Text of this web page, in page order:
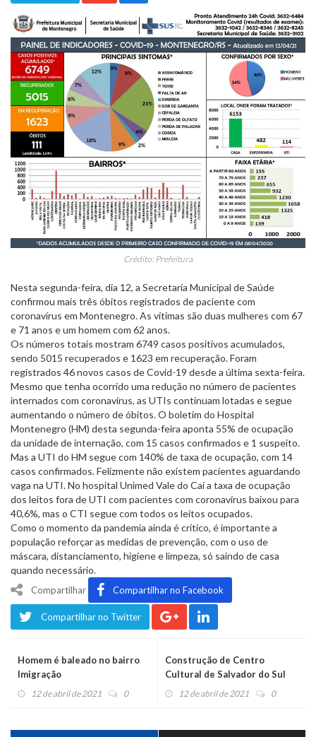
Crédito: Prefeitura
Nesta segunda-feira, dia 12, a Secretaria Municipal de Saúde
confirmou mais três óbitos registrados de paciente com
coronavírus em Montenegro. As vítimas são duas mulheres com 67
e 71 anos e um homem com 62 anos.
Os números totais mostram 6749 casos positivos acumulados,
sendo 5015 recuperados e 1623 em recuperação. Foram
registrados 46 novos casos de Covid-19 desde a última sexta-feira.
Mesmo que tenha ocorrido uma redução no número de pacientes
internados com coronavírus, as UTIs continuam lotadas e segue
aumentando o número de óbitos. O boletim do Hospital
Montenegro (HM) desta segunda-feira aponta 55% de ocupação
da unidade de internação, com 15 casos confirmados e 1 suspeito.
Mas a UTI do HM segue com 140% de taxa de ocupação, com 14
casos confirmados. Felizmente não existem pacientes aguardando
vaga na UTI. No hospital Unimed Vale do Caí a taxa de ocupação
dos leitos fora de UTI com pacientes com coronavírus baixou para
40,6%, mas o CTI segue com todos os leitos ocupados.
Como o momento da pandemia ainda é crítico, é importante a
população reforçar as medidas de prevenção, com o uso de
máscara, distanciamento, higiene e limpeza, só saindo de casa
quando necessário.
Compartilhar Compartilhar no Facebook
Compartilhar no Twitter
Homem é baleado no bairro
Imigração
12 de abril de 2021 0
Construção de Centro
Cultural de Salvador do Sul
poderá receber recursos
12 de abril de 2021 0